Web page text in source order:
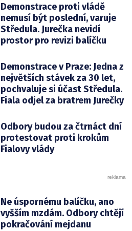
Demonstrace proti vládě
nemusí být poslední, varuje
Středula. Jurečka nevidí
prostor pro revizi balíčku
Demonstrace v Praze: Jedna z
největších stávek za 30 let,
pochvaluje si účast Středula.
Fiala odjel za bratrem Jurečky
Odbory budou za čtrnáct dní
protestovat proti krokům
Fialovy vlády
Ne úspornému balíčku, ano
vyšším mzdám. Odbory chtějí
pokračování mejdanu